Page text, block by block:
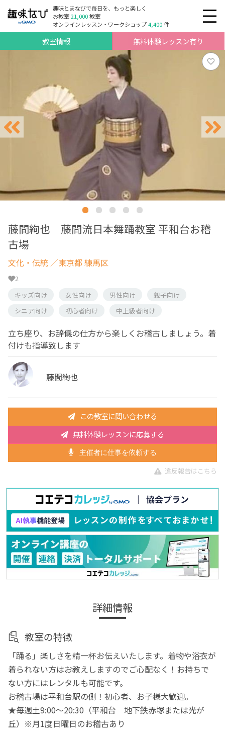
趣味とまなびで毎日を、もっと楽しく
お教室21,000教室
オンラインレッスン・ワークショップ4,400件
教室情報 無料体験レッスン有り
藤間絢也 藤間流日本舞踊教室 平和台お稽
古場
文化・伝統 ／東京都 練馬区
2
キッズ向け
女性向け 男性向け
親子向け
シニア向け
初心者向け 中上級者向け
立ち座り、お辞儀の仕方から楽しくお稽古しましょう。着
付けも指導致します
藤間絢也
この教室に問い合わせる
無料体験レッスンに応募する
主催者に仕事を依頼する
違反報告はこちら
詳細情報
教室の特徴
「踊る」楽しさを精一杯お伝えいたします。着物や浴衣が
着られない方はお教えしますのでご心配なく！お持ちで
ない方にはレンタルも可能です。
お稽古場は平和台駅の側！初心者、お子様大歓迎。
★毎週土9:00～20:30（平和台 地下鉄赤塚または光が
丘）※月1度日曜日のお稽古あり